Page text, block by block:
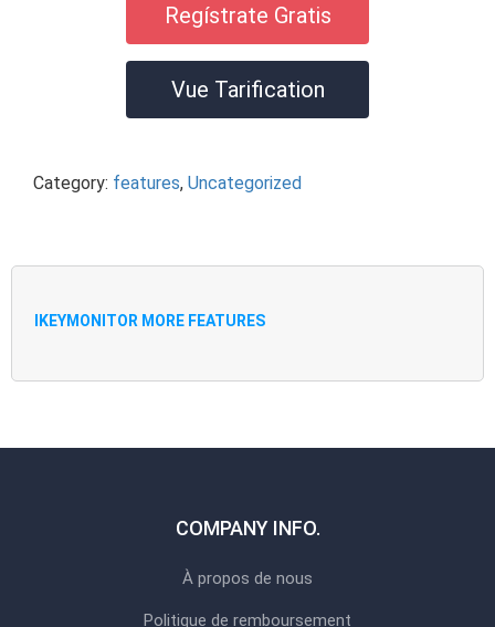
Regístrate Gratis
Vue Tarification
Category: features, Uncategorized
IKEYMONITOR MORE FEATURES
COMPANY INFO.
À propos de nous
Politique de remboursement